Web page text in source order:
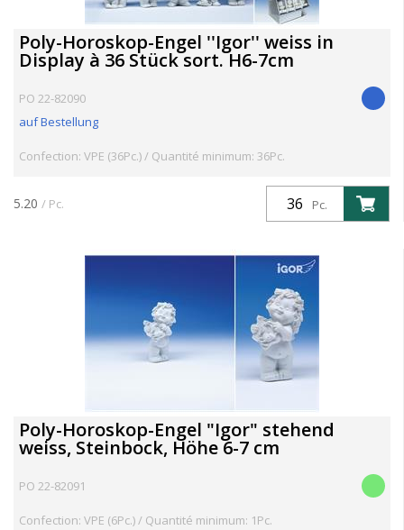
Poly-Horoskop-Engel ''Igor'' weiss in
Display à 36 Stück sort. H6-7cm
PO 22-82090
auf Bestellung
Confection: VPE (36Pc.) / Quantité minimum: 36Pc.
Pc.
5.20 / Pc.
Poly-Horoskop-Engel "Igor" stehend
weiss, Steinbock, Höhe 6-7 cm
PO 22-82091
Confection: VPE (6Pc.) / Quantité minimum: 1Pc.